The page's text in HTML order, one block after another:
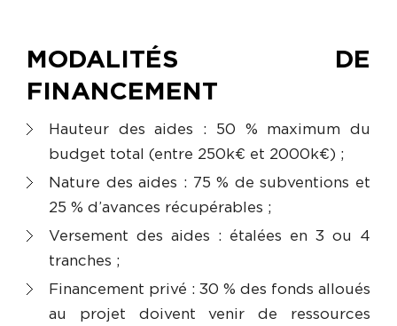
MODALITÉS DE
FINANCEMENT
Hauteur des aides : 50 % maximum du
budget total (entre 250k€ et 2000k€) ;
Nature des aides : 75 % de subventions et
25 % d’avances récupérables ;
Versement des aides : étalées en 3 ou 4
tranches ;
Financement privé : 30 % des fonds alloués
au projet doivent venir de ressources